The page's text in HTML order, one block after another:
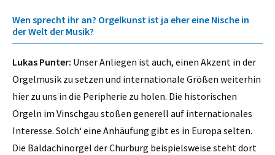
Wen sprecht ihr an? Orgelkunst ist ja eher eine Nische in
der Welt der Musik?
Lukas Punter: Unser Anliegen ist auch, einen Akzent in der
Orgelmusik zu setzen und internationale Größen weiterhin
hier zu uns in die Peripherie zu holen. Die historischen
Orgeln im Vinschgau stoßen generell auf internationales
Interesse. Solch‘ eine Anhäufung gibt es in Europa selten.
Die Baldachinorgel der Churburg beispielsweise steht dort